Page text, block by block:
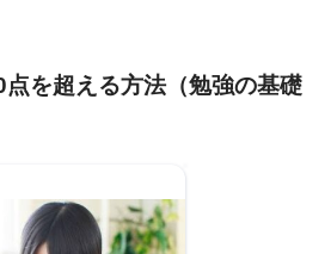
を超える方法（勉強の基礎